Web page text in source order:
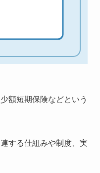
額短期保険などという
する仕組みや制度、実